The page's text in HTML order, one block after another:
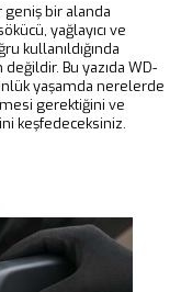
geniş bir alanda
yağlayıcı ve
kullanıldığında
Bu yazıda WD-
yaşamda nerelerde
gerektiğini ve
keşfedeceksiniz.